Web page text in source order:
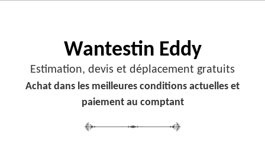
Wantestin Eddy
Estimation, devis et déplacement gratuits
Achat dans les meilleures conditions actuelles et
paiement au comptant